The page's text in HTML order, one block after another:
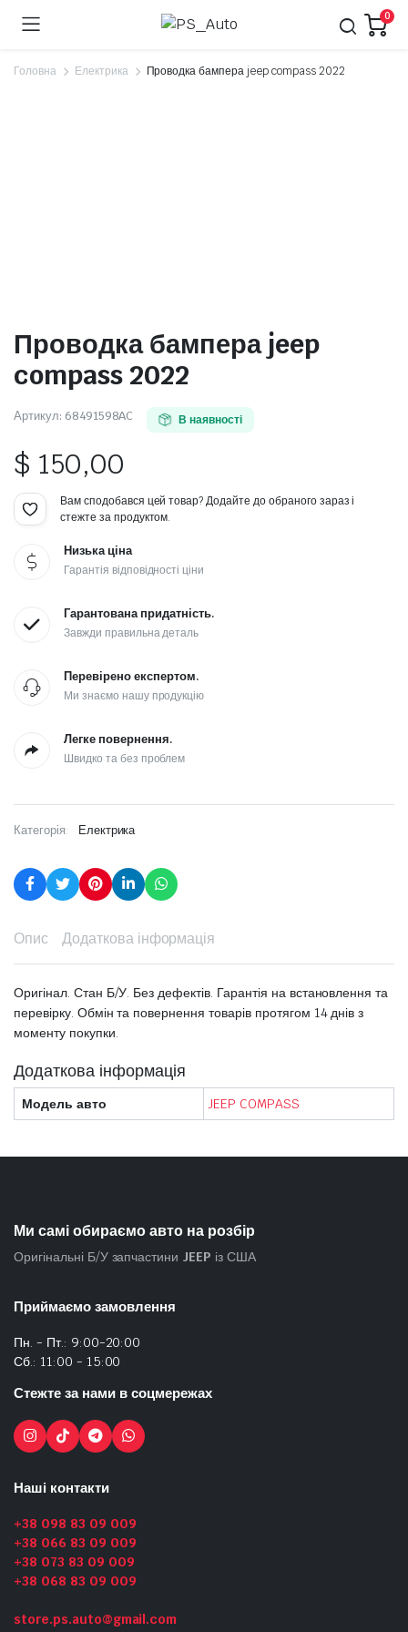
0
Головна Електрика Проводка бампера jeep compass 2022
Проводка бампера jeep
compass 2022
Артикул: 68491598AC В наявності
$ 150,00
Вам сподобався цей товар? Додайте до обраного зараз і
стежте за продуктом.
Низька ціна
Гарантія відповідності ціни
Гарантована придатність.
Завжди правильна деталь
Перевірено експертом.
Ми знаємо нашу продукцію
Легке повернення.
Швидко та без проблем
Категорія: Електрика
Опис Додаткова інформація
Оригінал. Стан Б/У. Без дефектів. Гарантія на встановлення та
перевірку. Обмін та повернення товарів протягом 14 днів з
моменту покупки.
Додаткова інформація
Модель авто JEEP COMPASS
Ми самі обираємо авто на розбір
Оригінальні Б/У запчастини JEEP із США
Приймаємо замовлення
Пн. - Пт.: 9:00-20:00
Сб.: 11:00 - 15:00
Стежте за нами в соцмережах
Наші контакти
+38 098 83 09 009
+38 066 83 09 009
+38 073 83 09 009
+38 068 83 09 009
store.ps.auto@gmail.com